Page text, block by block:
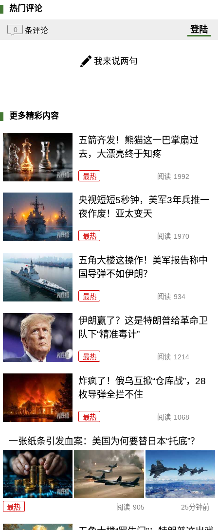
热门评论
0 条评论 登陆
我来说两句
更多精彩内容
五箭齐发！熊猫这一巴掌扇过
去，大漂亮终于知疼
最热 阅读 1992
央视短短5秒钟，美军3年兵推一
夜作废！亚太变天
最热 阅读 1970
五角大楼这操作！美军报告称中
国导弹不如伊朗？
最热 阅读 934
伊朗赢了？这是特朗普给革命卫
队下“精准毒计”
最热 阅读 1214
炸疯了！俄乌互掀“仓库战”，28
枚导弹全拦不住
最热 阅读 1068
一张纸条引发血案：美国为何要替日本“托底”？
最热 阅读 905 25分钟前